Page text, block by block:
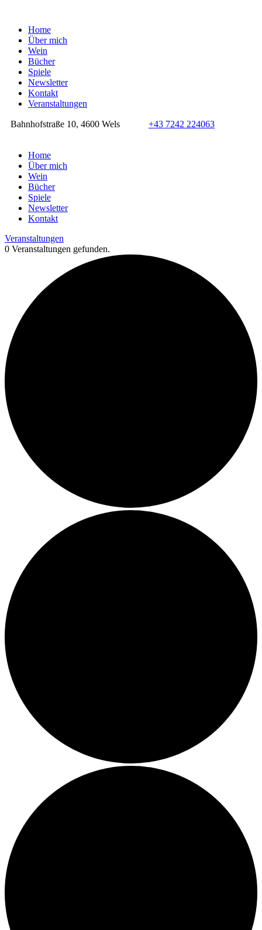
Home
Über mich
Wein
Bücher
Spiele
Newsletter
Kontakt
Veranstaltungen
Bahnhofstraße 10, 4600 Wels +43 7242 224063
Home
Über mich
Wein
Bücher
Spiele
Newsletter
Kontakt
Veranstaltungen
0 Veranstaltungen gefunden.